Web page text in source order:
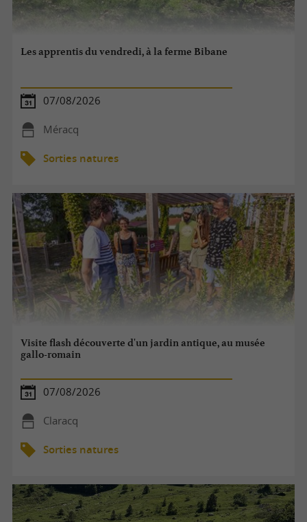
Les apprentis du vendredi, à la ferme Bibane
07/08/2026
Méracq
Sorties natures
Visite flash découverte d'un jardin antique, au musée
gallo-romain
07/08/2026
Claracq
Sorties natures